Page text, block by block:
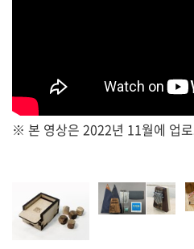
※ 본 영상은 2022년 11월에 업